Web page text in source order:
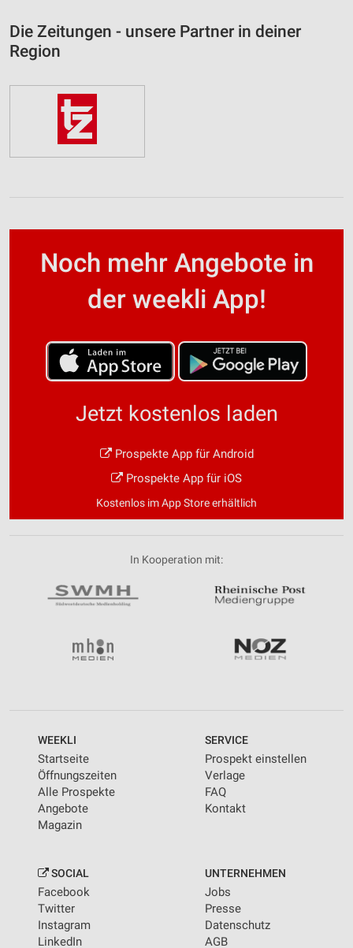
Die Zeitungen - unsere Partner in deiner
Region
Noch mehr Angebote in
der weekli App!
Jetzt kostenlos laden
Prospekte App für Android
Prospekte App für iOS
Kostenlos im App Store erhältlich
In Kooperation mit:
WEEKLI
Startseite
Öffnungszeiten
Alle Prospekte
Angebote
Magazin
SERVICE
Prospekt einstellen
Verlage
FAQ
Kontakt
SOCIAL
Facebook
Twitter
Instagram
LinkedIn
UNTERNEHMEN
Jobs
Presse
Datenschutz
AGB